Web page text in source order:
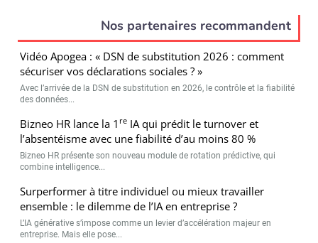
Nos partenaires recommandent
Vidéo Apogea : « DSN de substitution 2026 : comment
sécuriser vos déclarations sociales ? »
Avec l’arrivée de la DSN de substitution en 2026, le contrôle et la fiabilité
des données...
Bizneo HR lance la 1 re IA qui prédit le turnover et
l’absentéisme avec une fiabilité d’au moins 80 %
Bizneo HR présente son nouveau module de rotation prédictive, qui
combine intelligence...
Surperformer à titre individuel ou mieux travailler
ensemble : le dilemme de l’IA en entreprise ?
L’IA générative s’impose comme un levier d’accélération majeur en
entreprise. Mais elle pose...